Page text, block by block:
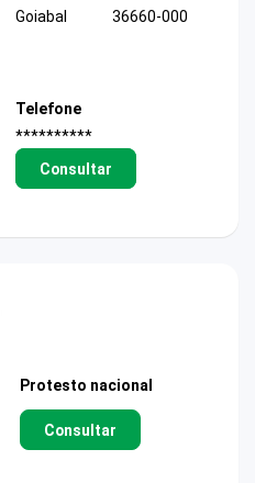
Goiabal
36660-000
Telefone
**********
Consultar
Protesto nacional
Consultar